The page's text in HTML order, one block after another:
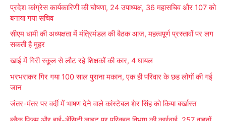
h
f
o
प्रदेश कांग्रेस कार्यकारिणी की घोषणा, 24 उपाध्यक्ष, 36 महासचिव और 107 को
बनाया गया सचिव
सीएम धामी की अध्यक्षता में मंत्रिमंडल की बैठक आज, महत्वपूर्ण प्रस्तावों पर लग
सकती है मुहर
खाई में गिरी स्कूल से लौट रहे शिक्षकों की कार, 4 घायल
भरभराकर गिर गया 100 साल पुराना मकान, एक ही परिवार के छह लोगों की गई
जान
जंतर-मंतर पर वर्दी में भाषण देने वाले कांस्टेबल शेर सिंह को किया बर्खास्त